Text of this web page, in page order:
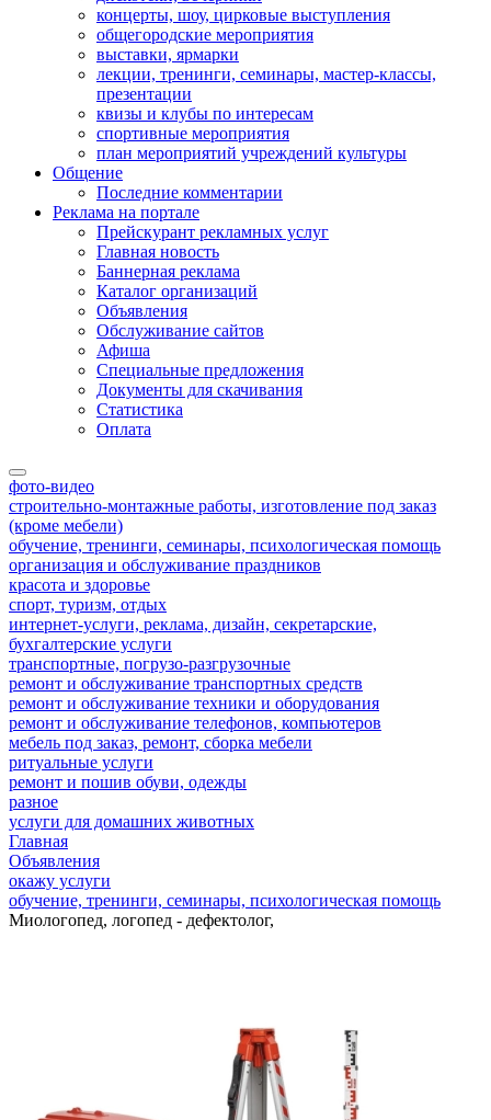
концерты, шоу, цирковые выступления
общегородские мероприятия
выставки, ярмарки
лекции, тренинги, семинары, мастер-классы,
презентации
квизы и клубы по интересам
спортивные мероприятия
план мероприятий учреждений культуры
Общение
Последние комментарии
Реклама на портале
Прейскурант рекламных услуг
Главная новость
Баннерная реклама
Каталог организаций
Объявления
Обслуживание сайтов
Афиша
Специальные предложения
Документы для скачивания
Статистика
Оплата
фото-видео
строительно-монтажные работы, изготовление под заказ
(кроме мебели)
обучение, тренинги, семинары, психологическая помощь
организация и обслуживание праздников
красота и здоровье
спорт, туризм, отдых
интернет-услуги, реклама, дизайн, секретарские,
бухгалтерские услуги
транспортные, погрузо-разгрузочные
ремонт и обслуживание транспортных средств
ремонт и обслуживание техники и оборудования
ремонт и обслуживание телефонов, компьютеров
мебель под заказ, ремонт, сборка мебели
ритуальные услуги
ремонт и пошив обуви, одежды
разное
услуги для домашних животных
Главная
Объявления
окажу услуги
обучение, тренинги, семинары, психологическая помощь
Миологопед, логопед - дефектолог,